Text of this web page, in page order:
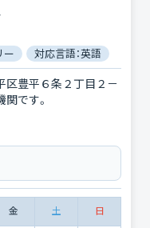
ー 対応言語：英語
区豊平６条２丁目２－
です。
金 土 日